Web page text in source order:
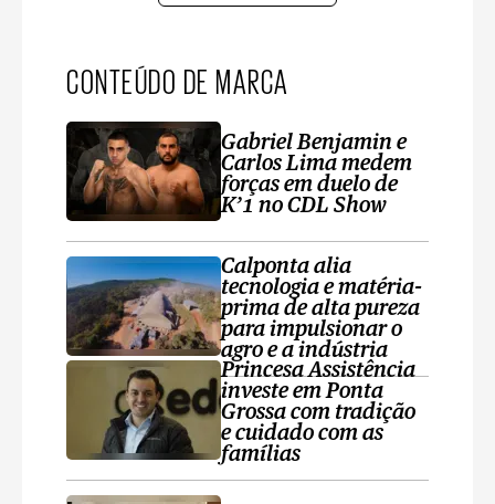
CONTEÚDO DE MARCA
Gabriel Benjamin e
Carlos Lima medem
forças em duelo de
K’1 no CDL Show
Calponta alia
tecnologia e matéria-
prima de alta pureza
para impulsionar o
agro e a indústria
Princesa Assistência
investe em Ponta
Grossa com tradição
e cuidado com as
famílias